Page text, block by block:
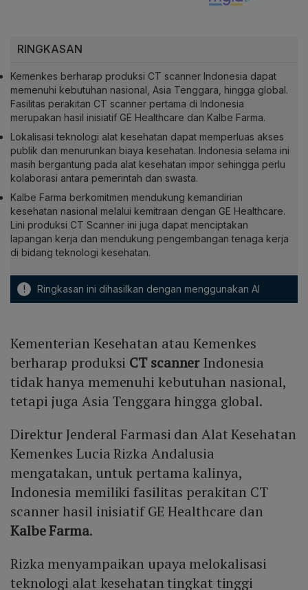
RINGKASAN
Kemenkes berharap produksi CT scanner Indonesia dapat
memenuhi kebutuhan nasional, Asia Tenggara, hingga global.
Fasilitas perakitan CT scanner pertama di Indonesia
merupakan hasil inisiatif GE Healthcare dan Kalbe Farma.
Lokalisasi teknologi alat kesehatan dapat memperluas akses
publik dan menurunkan biaya kesehatan. Indonesia selama ini
masih bergantung pada alat kesehatan impor sehingga perlu
kolaborasi antara pemerintah dan swasta.
Kalbe Farma berkomitmen mendukung kemandirian
kesehatan nasional melalui kemitraan dengan GE Healthcare.
Lini produksi CT Scanner ini juga dapat menciptakan
lapangan kerja dan mendukung pengembangan tenaga kerja
di bidang teknologi kesehatan.
! Ringkasan ini dihasilkan dengan menggunakan AI
Kementerian Kesehatan atau Kemenkes
berharap produksi CT scannerIndonesia
tidak hanya memenuhi kebutuhan nasional,
tetapi juga Asia Tenggara hingga global.
Direktur Jenderal Farmasi dan Alat Kesehatan
Kemenkes Lucia Rizka Andalusia
mengatakan, untuk pertama kalinya,
Indonesia memiliki fasilitas perakitan CT
scanner hasil inisiatif GE Healthcare dan
Kalbe Farma.
Rizka menyampaikan upaya melokalisasi
teknologi alat kesehatan tingkat tinggi